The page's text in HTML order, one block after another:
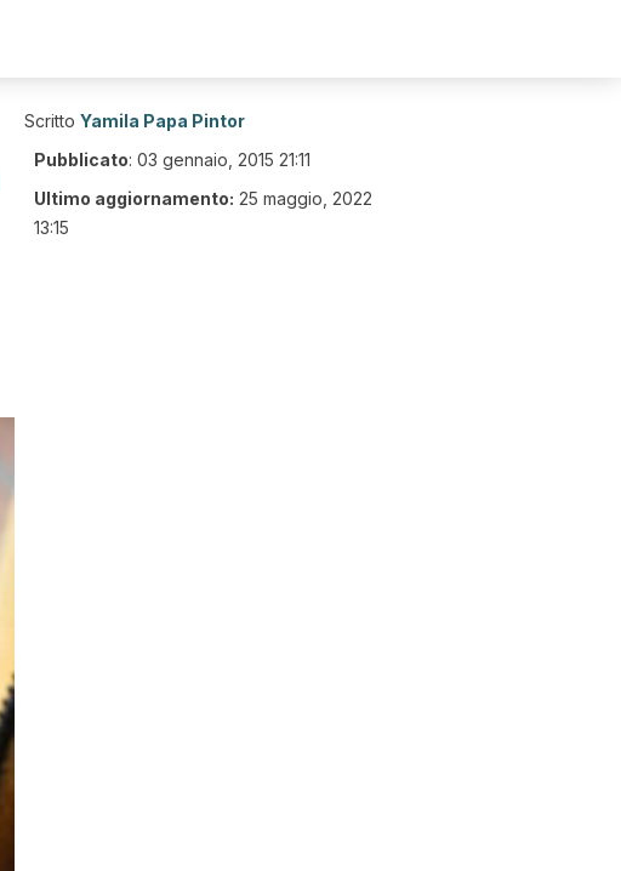
Scritto Yamila Papa Pintor
Pubblicato: 03 gennaio, 2015 21:11
Ultimo aggiornamento: 25 maggio, 2022
13:15